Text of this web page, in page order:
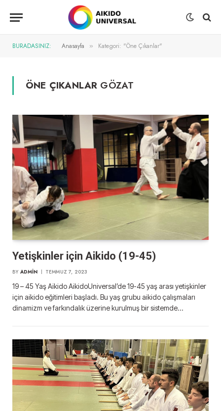
BURADASINIZ: Anasayfa » Kategori: "Öne Çıkanlar"
ÖNE ÇIKANLAR GÖZAT
Yetişkinler için Aikido (19-45)
BY ADMIN TEMMUZ 7, 2023
19 – 45 Yaş Aikido AikidoUniversal’de 19-45 yaş arası yetişkinler
için aikido eğitimleri başladı. Bu yaş grubu aikido çalışmaları
dinamizm ve farkındalık üzerine kurulmuş bir sistemde…